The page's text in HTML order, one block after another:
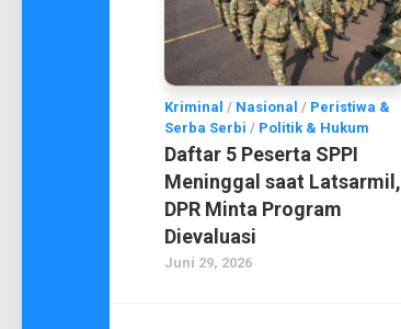
Kriminal / Nasional / Peristiwa &
Serba Serbi / Politik & Hukum
Daftar 5 Peserta SPPI
Meninggal saat Latsarmil,
DPR Minta Program
Dievaluasi
Juni 29, 2026